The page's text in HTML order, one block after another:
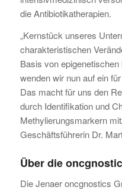
die Antibiotikatherapien.
„Kernstück unseres
charakteristischen
Basis von
wenden wir nun auf ein
Das macht für uns den
durch Identifikation und
Methylierungsmarkern
Geschäftsführerin Dr.
Über die
Die Jenaer oncgnostics